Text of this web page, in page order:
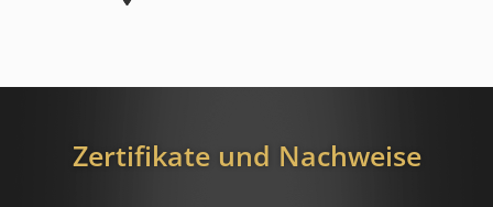
Zertifikate und Nachweise